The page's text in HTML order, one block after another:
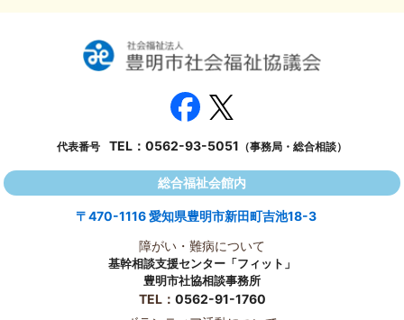
代表番号 TEL： 0562-93-5051 （事務局・総合相談）
総合福祉会館内
〒470-1116 愛知県豊明市新田町吉池18-3
障がい・難病について
基幹相談支援センター「フィット」
豊明市社協相談事務所
TEL： 0562-91-1760